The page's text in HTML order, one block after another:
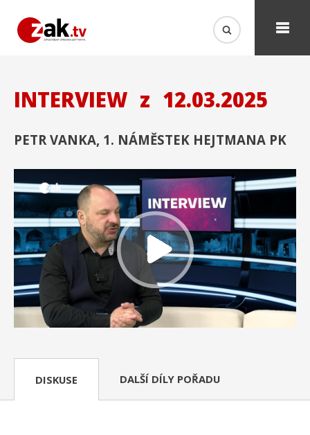
INTERVIEW z 12.03.2025
PETR VANKA, 1. NÁMĚSTEK HEJTMANA PK
DISKUSE DALŠÍ DÍLY POŘADU